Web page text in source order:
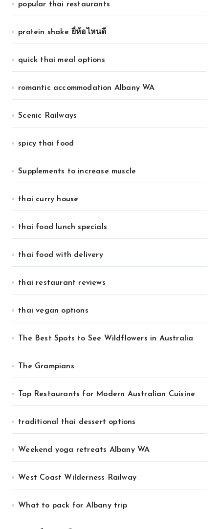
popular thai restaurants
protein shake ยี่ห้อไหนดี
quick thai meal options
romantic accommodation Albany WA
Scenic Railways
spicy thai food
Supplements to increase muscle
thai curry house
thai food lunch specials
thai food with delivery
thai restaurant reviews
thai vegan options
The Best Spots to See Wildflowers in Australia
The Grampians
Top Restaurants for Modern Australian Cuisine
traditional thai dessert options
Weekend yoga retreats Albany WA
West Coast Wilderness Railway
What to pack for Albany trip